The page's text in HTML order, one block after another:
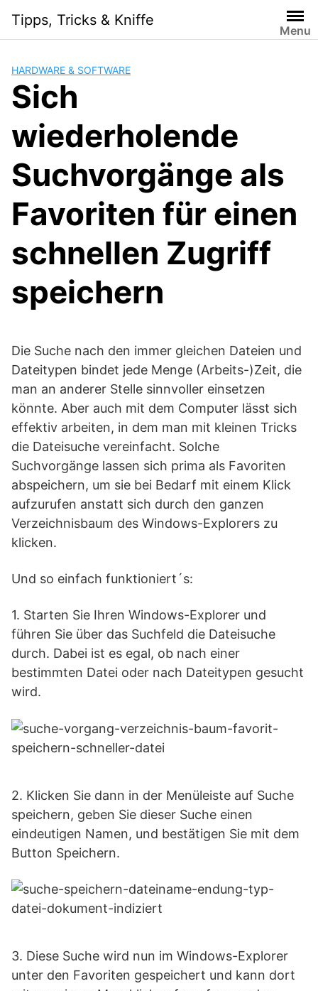
content
Tipps, Tricks & Kniffe
Menu
HARDWARE & SOFTWARE
Sich
wiederholende
Suchvorgänge als
Favoriten für einen
schnellen Zugriff
speichern
Die Suche nach den immer gleichen Dateien und
Dateitypen bindet jede Menge (Arbeits-)Zeit, die
man an anderer Stelle sinnvoller einsetzen
könnte. Aber auch mit dem Computer lässt sich
effektiv arbeiten, in dem man mit kleinen Tricks
die Dateisuche vereinfacht. Solche
Suchvorgänge lassen sich prima als Favoriten
abspeichern, um sie bei Bedarf mit einem Klick
aufzurufen anstatt sich durch den ganzen
Verzeichnisbaum des Windows-Explorers zu
klicken.
Und so einfach funktioniert´s:
1. Starten Sie Ihren Windows-Explorer und
führen Sie über das Suchfeld die Dateisuche
durch. Dabei ist es egal, ob nach einer
bestimmten Datei oder nach Dateitypen gesucht
wird.
2. Klicken Sie dann in der Menüleiste auf Suche
speichern, geben Sie dieser Suche einen
eindeutigen Namen, und bestätigen Sie mit dem
Button Speichern.
3. Diese Suche wird nun im Windows-Explorer
unter den Favoriten gespeichert und kann dort